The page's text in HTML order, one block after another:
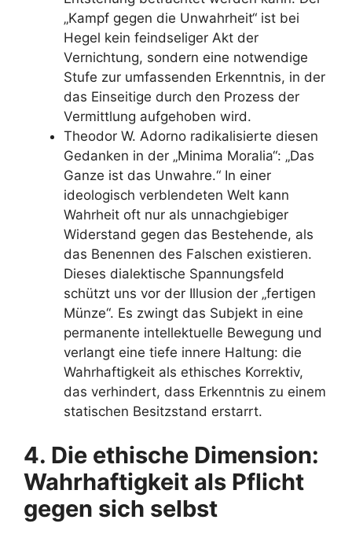
„Kampf gegen die Unwahrheit“ ist bei
Hegel kein feindseliger Akt der
Vernichtung, sondern eine notwendige
Stufe zur umfassenden Erkenntnis, in der
das Einseitige durch den Prozess der
Vermittlung aufgehoben wird.
Theodor W. Adorno radikalisierte diesen
Gedanken in der „Minima Moralia“: „Das
Ganze ist das Unwahre.“ In einer
ideologisch verblendeten Welt kann
Wahrheit oft nur als unnachgiebiger
Widerstand gegen das Bestehende, als
das Benennen des Falschen existieren.
Dieses dialektische Spannungsfeld
schützt uns vor der Illusion der „fertigen
Münze“. Es zwingt das Subjekt in eine
permanente intellektuelle Bewegung und
verlangt eine tiefe innere Haltung: die
Wahrhaftigkeit als ethisches Korrektiv,
das verhindert, dass Erkenntnis zu einem
statischen Besitzstand erstarrt.
4. Die ethische Dimension:
Wahrhaftigkeit als Pflicht
gegen sich selbst